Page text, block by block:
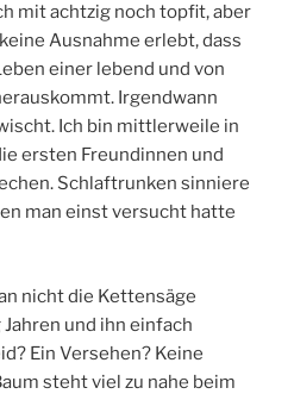
mit achtzig noch topfit, aber
Ausnahme erlebt, dass
einer lebend und von
Irgendwann
Ich bin mittlerweile in
ersten Freundinnen und
Schlaftrunken sinniere
man einst versucht hatte
nicht die Kettensäge
und ihn einfach
Ein Versehen? Keine
steht viel zu nahe beim